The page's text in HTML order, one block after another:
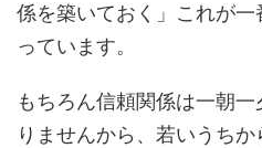
係を築いておく」これが
っています。
もちろん信頼関係は一朝
りませんから、若いうち